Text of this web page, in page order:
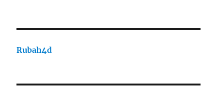
Rubah4d